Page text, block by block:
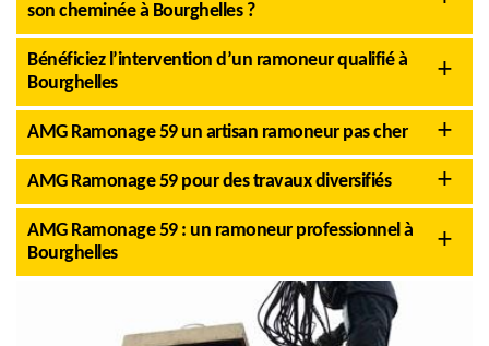
son cheminée à Bourghelles ?
Bénéficiez l’intervention d’un ramoneur qualifié à
Bourghelles
AMG Ramonage 59 un artisan ramoneur pas cher
AMG Ramonage 59 pour des travaux diversifiés
AMG Ramonage 59 : un ramoneur professionnel à
Bourghelles